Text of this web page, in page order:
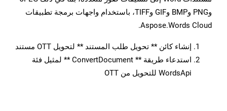
وPNG وBMP وGIF وTIFF، باستخدام واجهات برمجة تطبيقات
Aspose.Words Cloud.
إنشاء كائن ** تحويل طلب المستند ** لتحويل OTT مستند
استدعاء طريقة ** ConvertDocument ** لمثيل فئة
WordsApi للتحويل من OTT